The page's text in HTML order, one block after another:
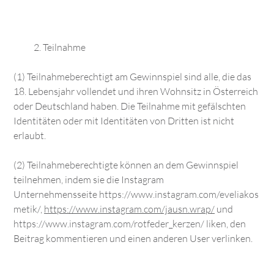
Teilnahme
(1) Teilnahmeberechtigt am Gewinnspiel sind alle, die das
18. Lebensjahr vollendet und ihren Wohnsitz in Österreich
oder Deutschland haben. Die Teilnahme mit gefälschten
Identitäten oder mit Identitäten von Dritten ist nicht
erlaubt.
(2) Teilnahmeberechtigte können an dem Gewinnspiel
teilnehmen, indem sie die Instagram
Unternehmensseite https://www.instagram.com/eveliakos
metik/, https://www.instagram.com/jausn.wrap/ und
https://www.instagram.com/rotfeder_kerzen/ liken, den
Beitrag kommentieren und einen anderen User verlinken.